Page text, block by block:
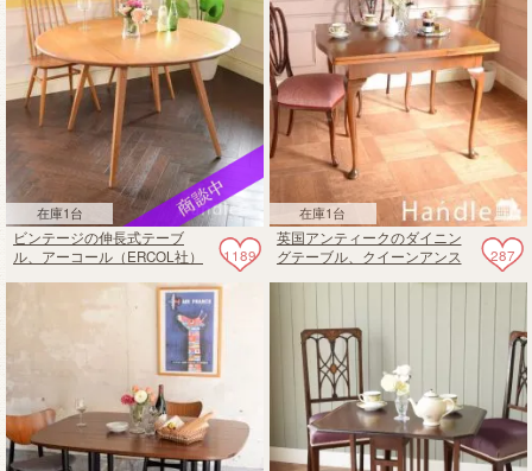
在庫1台
1189
ビンテージの伸長式テーブ
ル、アーコール（ERCOL社）
在庫1台
287
英国アンティークのダイニン
グテーブル、クイーンアンス